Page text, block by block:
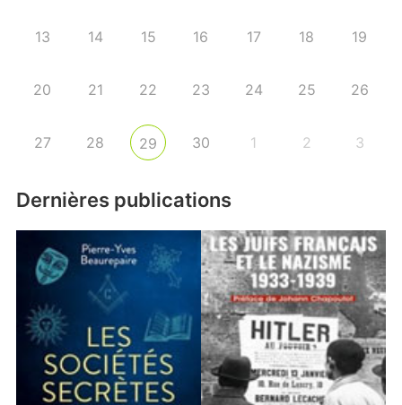
13 14 15 16 17 18 19
20 21 22 23 24 25 26
27 28 29 30 1 2 3
Dernières publications